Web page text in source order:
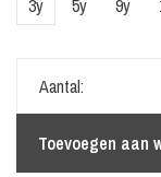
3y 5y 9y
Aantal:
Toevoegen aan